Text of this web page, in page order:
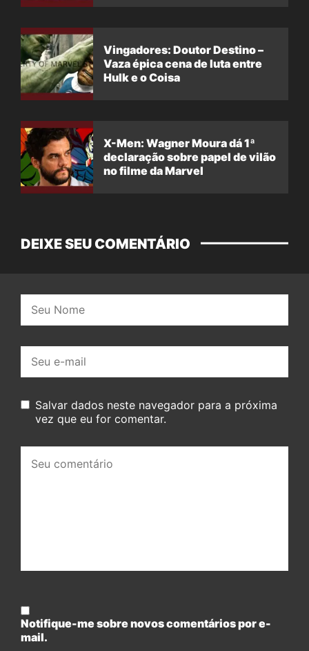
Vingadores: Doutor Destino –
Vaza épica cena de luta entre
Hulk e o Coisa
X-Men: Wagner Moura dá 1ª
declaração sobre papel de vilão
no filme da Marvel
DEIXE SEU COMENTÁRIO
mail:
Salvar dados neste navegador para a próxima
vez que eu for comentar.
comentário:
Notifique-me sobre novos comentários por e-
mail.